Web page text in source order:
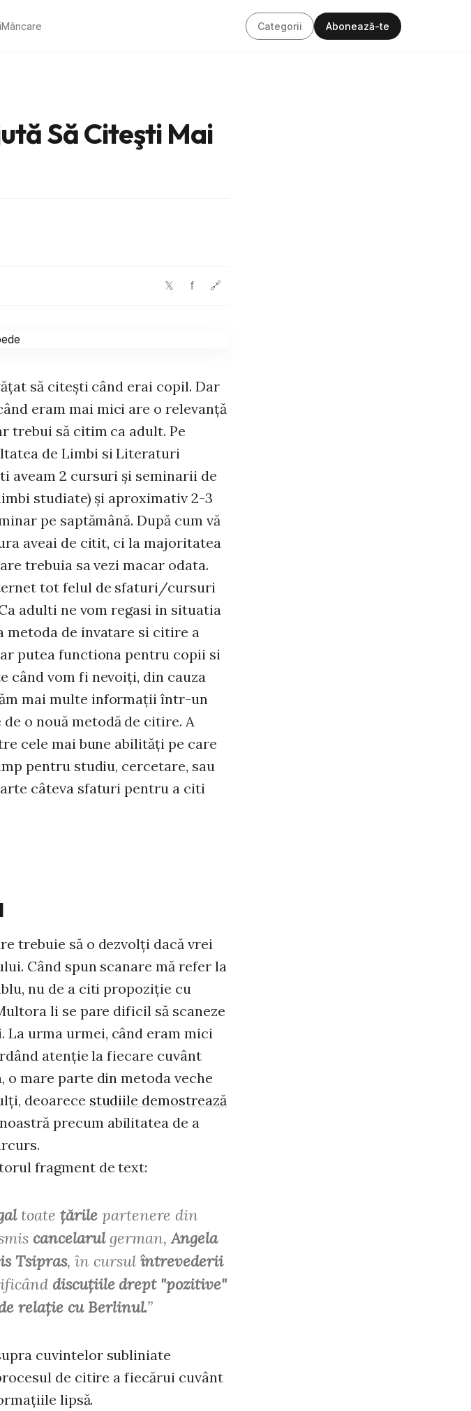
Mâncare Categorii Abonează-te
Să Citeşti Mai
𝕏 f 🔗
să citeşti când erai copil. Dar
eram mai mici are o relevanţă
trebui să citim ca adult. Pe
de Limbi si Literaturi
aveam 2 cursuri şi seminarii de
studiate) şi aproximativ 2-3
pe saptămână. După cum vă
aveai de citit, ci la majoritatea
trebuia sa vezi macar odata.
tot felul de sfaturi/cursuri
adulti ne vom regasi in situatia
metoda de invatare si citire a
putea functiona pentru copii si
când vom fi nevoiţi, din cauza
mai multe informaţii într-un
o nouă metodă de citire. A
cele mai bune abilităţi pe care
pentru studiu, cercetare, sau
câteva sfaturi pentru a citi
trebuie să o dezvolţi dacă vrei
Când spun scanare mă refer la
nu de a citi propoziţie cu
li se pare dificil să scaneze
urma urmei, când eram mici
atenţie la fiecare cuvânt
mare parte din metoda veche
deoarece studiile demostrează
precum abilitatea de a
fragment de text:
toate ţărilepartenere din
cancelarulgerman,Angela
Tsipras, în cursul întrevederii
discuţiile drept "pozitive"
relaţie cu Berlinul.”
cuvintelor subliniate
de citire a fiecărui cuvânt
lipsă.